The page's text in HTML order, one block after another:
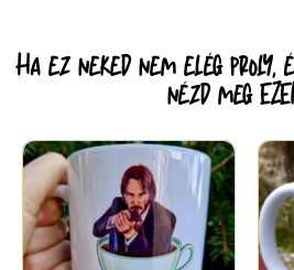
Ha ez neked nem elég proly,
nézd meg